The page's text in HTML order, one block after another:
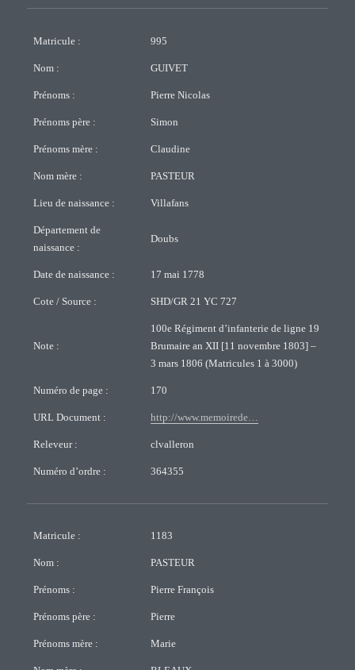
Matricule : 995
Nom : GUIVET
Prénoms : Pierre Nicolas
Prénoms père : Simon
Prénoms mère : Claudine
Nom mère : PASTEUR
Lieu de naissance : Villafans
Département de
naissance :
Doubs
Date de naissance : 17 mai 1778
Cote / Source : SHD/GR 21 YC 727
Note :
100e Régiment d’infanterie de ligne 19
Brumaire an XII [11 novembre 1803] –
3 mars 1806 (Matricules 1 à 3000)
Numéro de page : 170
URL Document : http://www.memoirede…
Releveur : clvalleron
Numéro d’ordre : 364355
Matricule : 1183
Nom : PASTEUR
Prénoms : Pierre François
Prénoms père : Pierre
Prénoms mère : Marie